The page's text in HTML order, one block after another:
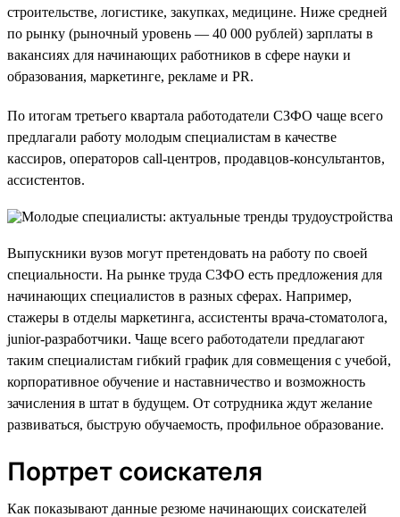
строительстве, логистике, закупках, медицине. Ниже средней
по рынку (рыночный уровень — 40 000 рублей) зарплаты в
вакансиях для начинающих работников в сфере науки и
образования, маркетинге, рекламе и PR.
По итогам третьего квартала работодатели СЗФО чаще всего
предлагали работу молодым специалистам в качестве
кассиров, операторов call-центров, продавцов-консультантов,
ассистентов.
Выпускники вузов могут претендовать на работу по своей
специальности. На рынке труда СЗФО есть предложения для
начинающих специалистов в разных сферах. Например,
стажеры в отделы маркетинга, ассистенты врача-стоматолога,
junior-разработчики. Чаще всего работодатели предлагают
таким специалистам гибкий график для совмещения с учебой,
корпоративное обучение и наставничество и возможность
зачисления в штат в будущем. От сотрудника ждут желание
развиваться, быструю обучаемость, профильное образование.
Портрет соискателя
Как показывают данные резюме начинающих соискателей